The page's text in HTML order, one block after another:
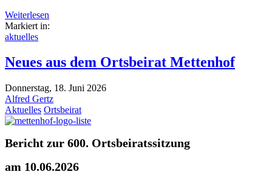
Weiterlesen
Markiert in:
aktuelles
Neues aus dem Ortsbeirat Mettenhof
Donnerstag, 18. Juni 2026
Alfred Gertz
Aktuelles Ortsbeirat
Bericht zur 600. Ortsbeiratssitzung
am 10.06.2026